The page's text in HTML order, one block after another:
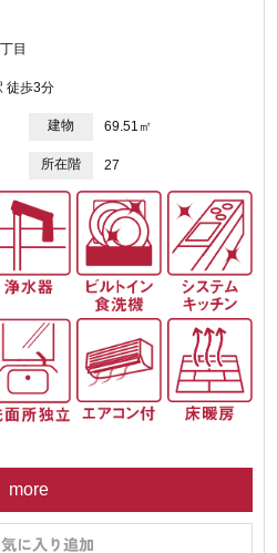
目
徒歩3分
建物 69.51㎡
所在階 27
more